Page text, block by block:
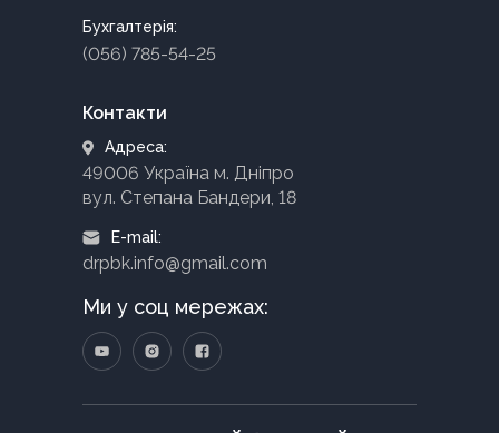
Бухгалтерія:
(056) 785-54-25
Контакти
Адреса:
49006 Україна м. Дніпро
вул. Степана Бандери, 18
E-mail:
drpbk.info@gmail.com
Ми у соц мережах: